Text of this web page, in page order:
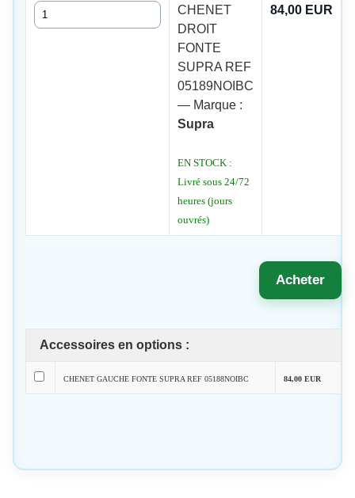
Quantité
CHENET
DROIT
FONTE
SUPRA REF
05189NOIBC
— Marque :
Supra
EN STOCK :
Livré sous 24/72
heures (jours
ouvrés)
84,00 EUR
Acheter
Accessoires en options :
CHENET GAUCHE FONTE SUPRA REF 05188NOIBC 84,00 EUR